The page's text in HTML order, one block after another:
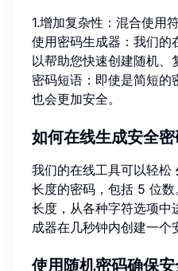
1.增加复杂性：混合使用
使用密码生成器：我们的
以帮助您快速创建随机、
密码短语：即使是简短的
也会更加安全。
如何在线生成安全
我们的在线工具可以轻松
长度的密码，包括 5 位
长度，从各种字符选项中
成器在几秒钟内创建一个
使用随机密码确保